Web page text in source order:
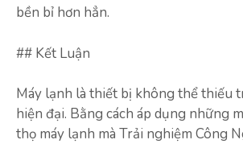
bền bỉ hơn hẳn.
## Kết Luận
Máy lạnh là thiết bị không thể thiếu
hiện đại. Bằng cách áp dụng những
thọ máy lạnh mà Trải nghiệm Công